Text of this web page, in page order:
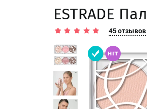
ESTRADE
45 отзывов